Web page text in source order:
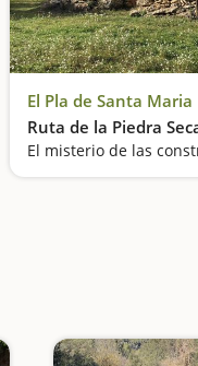
El Pla de Santa Maria
Ruta de la Piedra